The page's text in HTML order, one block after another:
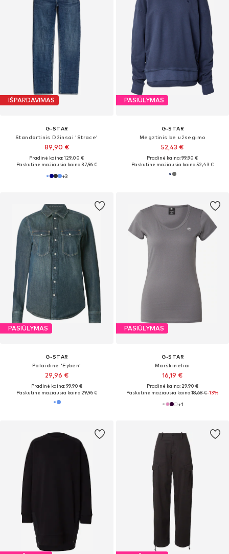
IŠPARDAVIMAS
G-STAR
Standartinis Džinsai 'Strace'
89,90 €
Pradinė kaina: 129,00 €
Paskutinė mažiausia kaina:37,96 €
+3
PASIŪLYMAS
G-STAR
Megztinis be užsegimo
52,43 €
Pradinė kaina: 99,90 €
Paskutinė mažiausia kaina:52,43 €
PASIŪLYMAS
G-STAR
Palaidinė 'Eyben'
29,96 €
Pradinė kaina: 99,90 €
Paskutinė mažiausia kaina:29,96 €
PASIŪLYMAS
G-STAR
Marškinėliai
16,19 €
Pradinė kaina: 29,90 €
Paskutinė mažiausia kaina:18,68 €-13%
+1